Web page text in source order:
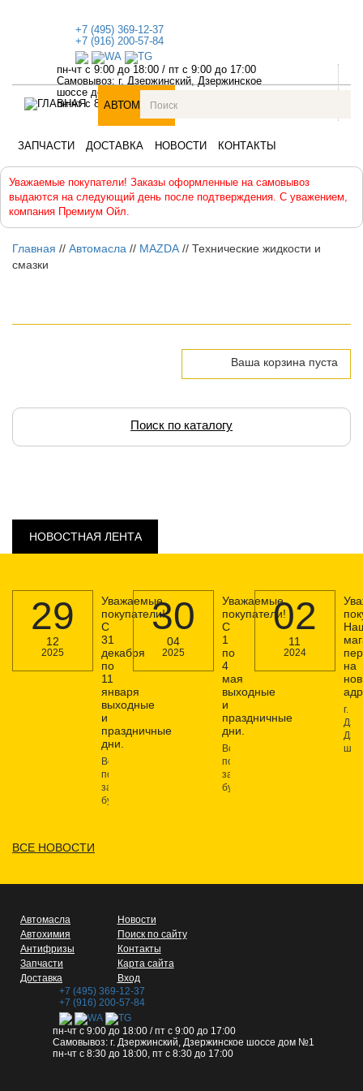
+7 (495) 369-12-37
+7 (916) 200-57-84
пн-чт с 9:00 до 18:00 / пт с 9:00 до 17:00
Самовывоз: г. Дзержинский, Дзержинское
шоссе дом №1
пн-чт с 8:30 до 18:00, пт с 8:30 до 17:00
АВТОМАСЛА
ЗАПЧАСТИ ДОСТАВКА НОВОСТИ КОНТАКТЫ
Уважаемые покупатели! Заказы оформленные на самовывоз
выдаются на следующий день после подтверждения. С уважением,
компания Премиум Ойл.
Главная // Автомасла // MAZDA // Технические жидкости и
смазки
Ваша корзина пуста
Поиск по каталогу
НОВОСТНАЯ ЛЕНТА
29
12
2025
Уважаемые
покупатели!
С
31
декабря
по
11
января
выходные
и
праздничные
дни.
Все
поступившие
заказы
будут
30
04
2025
Уважаемые
покупатели!
С
1
по
4
мая
выходные
и
праздничные
дни.
Все
поступившие
заказы
будут
02
11
2024
на
г.
ВСЕ НОВОСТИ
Автомасла
Автохимия
Антифризы
Запчасти
Доставка
Новости
Поиск по сайту
Контакты
Карта сайта
Вход
+7 (495) 369-12-37
+7 (916) 200-57-84
пн-чт с 9:00 до 18:00 /пт с 9:00 до 17:00
Самовывоз: г. Дзержинский, Дзержинское шоссе дом №1
пн-чт с 8:30 до 18:00, пт с 8:30 до 17:00